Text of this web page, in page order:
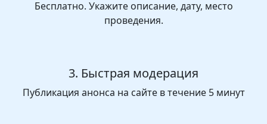
Бесплатно. Укажите описание, дату, место
проведения.
3. Быстрая модерация
Публикация анонса на сайте в течение 5 минут